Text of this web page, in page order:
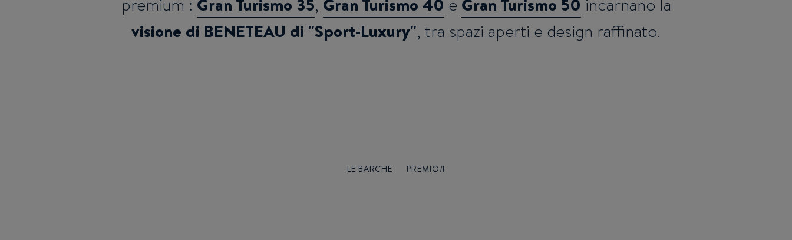
premium :
, e incarnano la
visione di BENETEAU di "Sport-Luxury", tra spazi aperti e design raffinato.
LE BARCHE PREMIO/I